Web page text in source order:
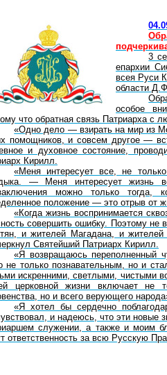
3
епархии
всея Руси
области
особое
что обратная связь Патриарха с
«Одно дело — взирать на мир из
помощников, и совсем другое ―
и духовное состояние,
Кирилл.
«Меня интересует все, не
— Меня интересует жизнь
можно только
положение ― это отрыв от
«Когда жизнь воспринимается
совершить ошибку. Поэтому
и жителей Магадана, и
Святейший Патриарх Кирилл.
«Я возвращаюсь переполненный
не только познавательным, но и
искренними, светлыми, чистыми
церковной жизни включает не
но и всего верующего
«Я хотел бы сердечно
и надеюсь, что эти новые
служении, а также и моим
ответственность за всю Русскую